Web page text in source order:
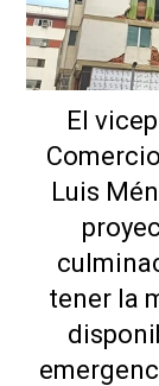
El
Luis
tener la